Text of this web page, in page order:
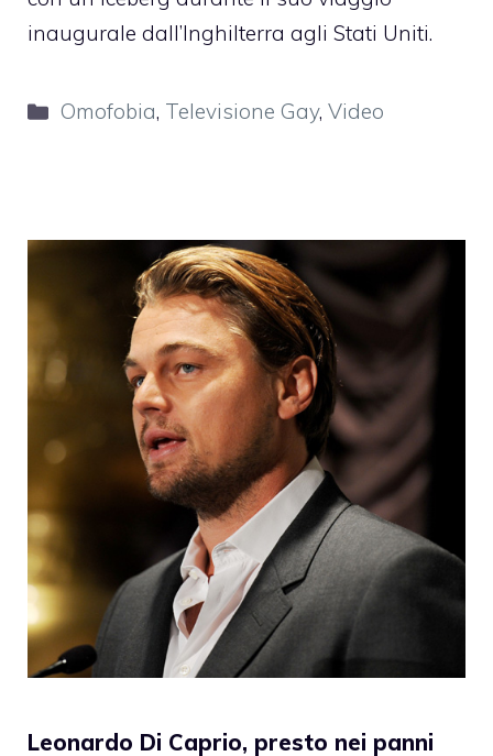
inaugurale dall’Inghilterra agli Stati Uniti.
Categorie
Omofobia, Televisione Gay,Video
Leonardo Di Caprio, presto nei panni